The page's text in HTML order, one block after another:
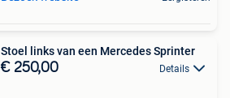
Stoel links van een Mercedes Sprinter
€ 250,00 Details